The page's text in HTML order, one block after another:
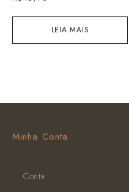
LEIA MAIS
Minha Conta
Conta